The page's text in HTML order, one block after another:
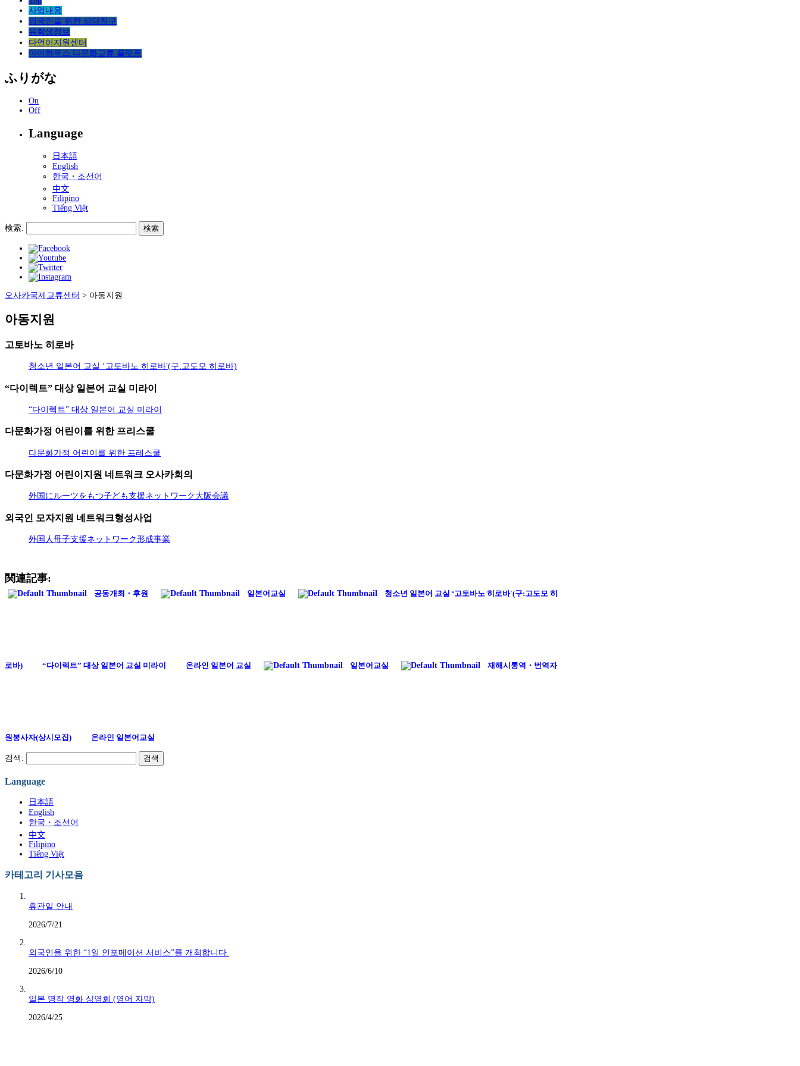
사업내용
외국인을 위한 상담창구
유학생정보
다언어지원센터
아이하우스 다문화교류 플랫폼
ふりがな
On
Off
Language
日本語
English
한국・조선어
中文
Filipino
Tiếng Việt
検索:
오사카국제교류센터 > 아동지원
아동지원
고토바노 히로바
청소년 일본어 교실 ‘고토바노 히로바'(구:고도모 히로바)
“다이렉트” 대상 일본어 교실 미라이
“다이렉트” 대상 일본어 교실 미라이
다문화가정 어린이를 위한 프리스쿨
다문화가정 어린이를 위한 프레스쿨
다문화가정 어린이지원 네트워크 오사카회의
外国にルーツをもつ子ども支援ネットワーク大阪会議
외국인 모자지원 네트워크형성사업
外国人母子支援ネットワーク形成事業
関連記事:
공동개최・후원 일본어교실 청소년 일본어 교실 ‘고토바노 히로바'(구:고도모 히
로바) “다이렉트” 대상 일본어 교실 미라이 온라인 일본어 교실 일본어교실 재해시통역・번역자
원봉사자(상시모집) 온라인 일본어교실
검색:
Language
日本語
English
한국・조선어
中文
Filipino
Tiếng Việt
카테고리 기사모음
휴관일 안내
2026/7/21
외국인을 위한 “1일 인포메이션 서비스”를 개최합니다.
2026/6/10
일본 명작 영화 상영회 (영어 자막)
2026/4/25